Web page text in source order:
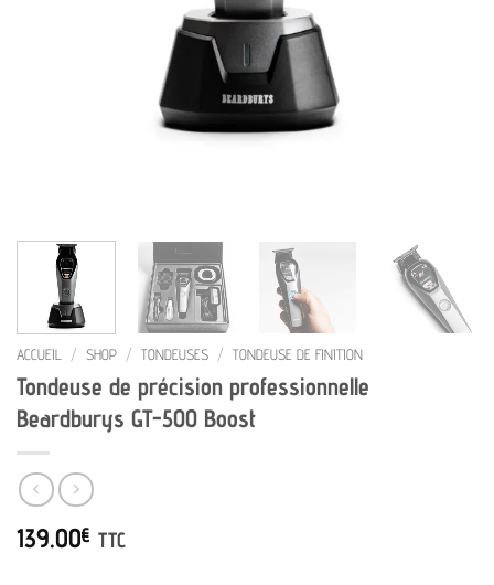
ACCUEIL / SHOP / TONDEUSES / TONDEUSE DE FINITION
Tondeuse de précision professionnelle
Beardburys GT-500 Boost
139.00€ TTC